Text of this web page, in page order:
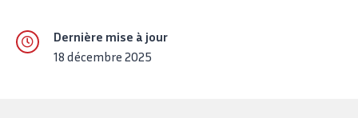
Dernière mise à jour
18 décembre 2025